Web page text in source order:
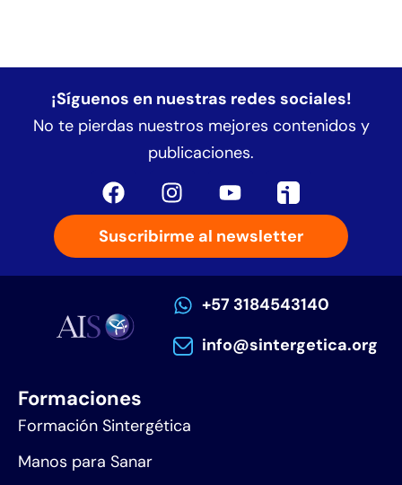
¡Síguenos en nuestras redes sociales!
No te pierdas nuestros mejores contenidos y
publicaciones.
Suscribirme al newsletter
+57 3184543140
info@sintergetica.org
Formaciones
Formación Sintergética
Manos para Sanar